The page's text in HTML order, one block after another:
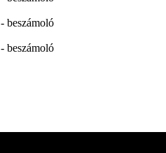
- beszámoló
- beszámoló